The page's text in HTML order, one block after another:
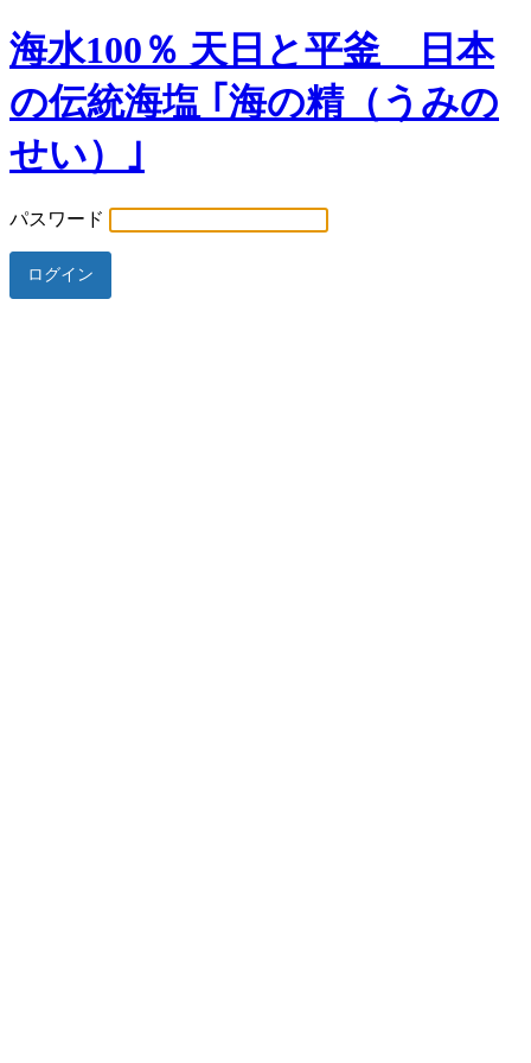
海水100％ 天日と平釜 日本
の伝統海塩 ｢海の精（うみの
せい）｣
パスワード